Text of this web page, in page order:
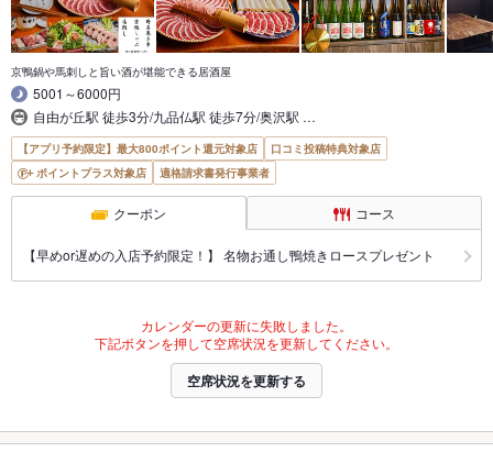
京鴨鍋や馬刺しと旨い酒が堪能できる居酒屋
5001～6000円
自由が丘駅 徒歩3分/九品仏駅 徒歩7分/奥沢駅 …
【アプリ予約限定】最大800ポイント還元対象店
口コミ投稿特典対象店
ポイントプラス対象店
適格請求書発行事業者
クーポン コース
【早めor遅めの入店予約限定！】 名物お通し鴨焼きロースプレゼント
カレンダーの更新に失敗しました。
下記ボタンを押して空席状況を更新してください。
空席状況を更新する